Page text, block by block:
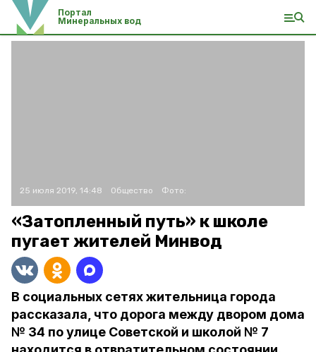
Портал
Минеральных вод
25 июля 2019, 14:48 Общество Фото:
«Затопленный путь» к школе
пугает жителей Минвод
В социальных сетях жительница города
рассказала, что дорога между двором дома
№ 34 по улице Советской и школой № 7